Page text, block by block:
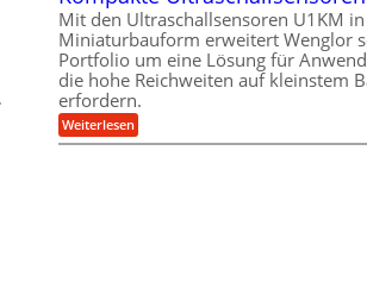
c
k
e
l
t
g
e
r
s
a
t
z
k
n
a
p
p
h
i
n
e
n
b
a
u
:
Mit den Ultraschallsensoren U1KM in
Miniaturbauform erweitert Wenglor
Portfolio um eine Lösung für
die hohe Reichweiten auf kleinstem
erfordern.
Weiterlesen:
K